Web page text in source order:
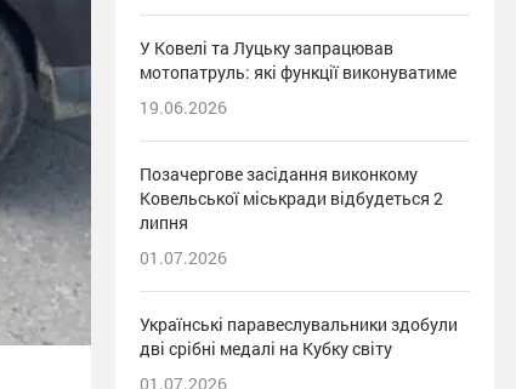
У Ковелі та Луцьку запрацював
мотопатруль: які функції виконуватиме
19.06.2026
Позачергове засідання виконкому
Ковельської міськради відбудеться 2
липня
01.07.2026
Українські паравеслувальники здобули
дві срібні медалі на Кубку світу
01.07.2026